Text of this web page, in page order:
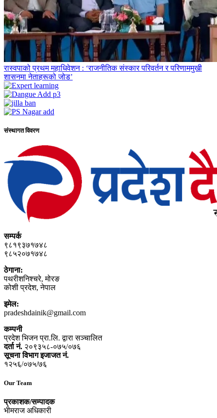
रास्वपाको प्रथम महाधिवेशन : ‘राजनीतिक संस्कार परिवर्तन र परिणाममुखी
शासनमा नेताहरूको जोड’
संस्थागत विवरण
सम्पर्क
९८१९३७१७४८
९८५२०७१७४८
ठेगाना:
पथरीशनिश्‍चरे, मोरङ
कोशी प्रदेश, नेपाल
इमेल:
pradeshdainik@gmail.com
कम्पनी
प्रदेश भिजन प्रा.लि. द्वारा सञ्‍चालित
दर्ता नं. २०९३५८-०७५/०७६
सूचना विभाग इजाजत नं.
१२५६/०७५/७६
Our Team
प्रकाशक/सम्पादक
भीमराज अधिकारी